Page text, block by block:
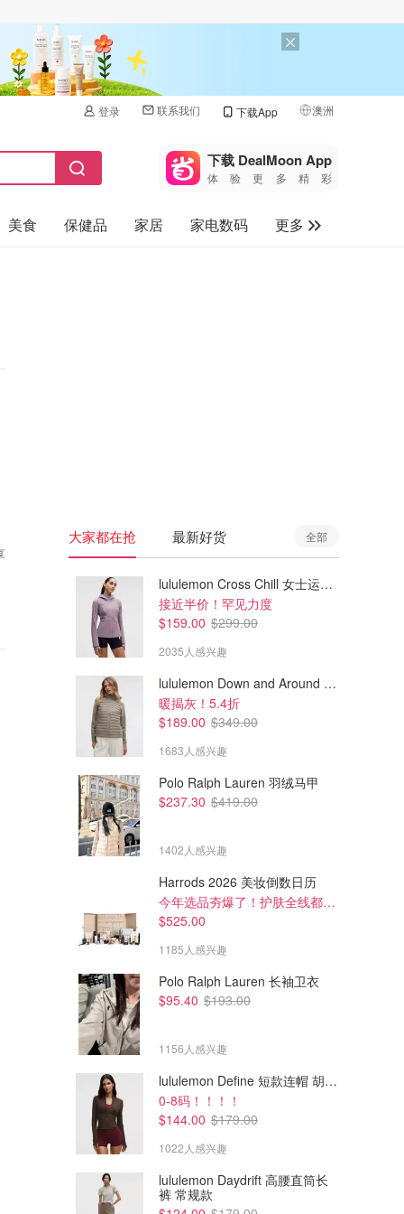
登录 联系我们 下载App 澳洲
🇺🇸
🇨🇳 中国
🇨🇦加拿大
下载 DealMoon App
体验更多精彩
美食 保健品 家居 家电数码
更多
NikeSKIMS Shine Drawcord
紧身裤 17英寸
$99.99
ODE Laylani 短裤 轻质格纹织
物 休闲风
大家都在抢 最新好货 全部
lululemon Cross Chill 女士运动外套
接近半价！罕见力度
$159.00 $299.00
2035人感兴趣
lululemon Down and Around 羽绒夹克
暖揭灰！5.4折
$189.00 $349.00
1683人感兴趣
Polo Ralph Lauren 羽绒马甲
$237.30 $419.00
1402人感兴趣
Harrods 2026 美妆倒数日历
今年选品夯爆了！护肤全线都很绝
$525.00
1185人感兴趣
Polo Ralph Lauren 长袖卫衣
$95.40 $193.00
1156人感兴趣
lululemon Define 短款连帽 胡桃棕
0-8码！！！！
$144.00 $179.00
1022人感兴趣
lululemon Daydrift 高腰直筒长
裤 常规款